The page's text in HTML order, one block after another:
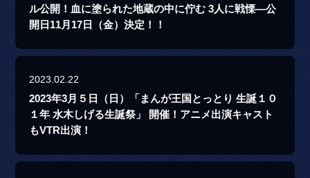
ル公開！血に塗られた地蔵の中に佇む 3人に戦慄―公
開日11月17日（金）決定！！
2023.02.22
2023年3月５日（日）「まんが王国とっとり 生誕１０
１年 水木しげる生誕祭」 開催！アニメ出演キャスト
もVTR出演！